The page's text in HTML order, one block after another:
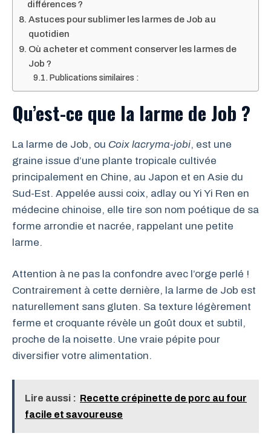
différences ?
Astuces pour sublimer les larmes de Job au
quotidien
Où acheter et comment conserver les larmes de
Job ?
Publications similaires :
Qu’est-ce que la larme de Job ?
La larme de Job, ou Coix lacryma-jobi, est une
graine issue d’une plante tropicale cultivée
principalement en Chine, au Japon et en Asie du
Sud-Est. Appelée aussi coix, adlay ou Yi Yi Ren en
médecine chinoise, elle tire son nom poétique de sa
forme arrondie et nacrée, rappelant une petite
larme.
Attention à ne pas la confondre avec l’orge perlé !
Contrairement à cette dernière, la larme de Job est
naturellement sans gluten. Sa texture légèrement
ferme et croquante révèle un goût doux et subtil,
proche de la noisette. Une vraie pépite pour
diversifier votre alimentation.
Lire aussi : Recette crépinette de porc au four
facile et savoureuse